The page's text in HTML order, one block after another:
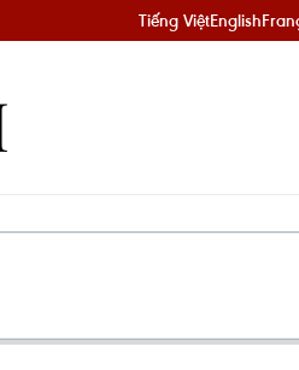
Tiếng ViệtEnglish